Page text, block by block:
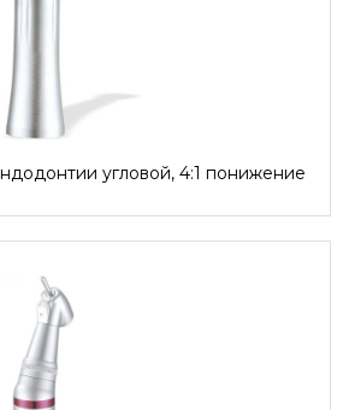
угловой, 4:1 понижение